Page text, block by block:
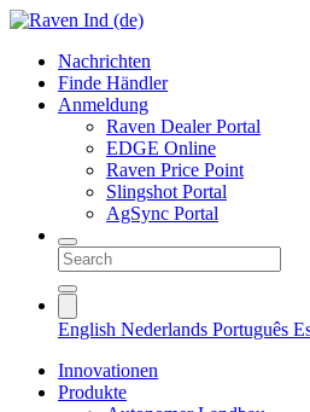
Nachrichten
Finde Händler
Anmeldung
Raven Dealer Portal
EDGE Online
Raven Price Point
Slingshot Portal
AgSync Portal
English Nederlands Português
Innovationen
Produkte